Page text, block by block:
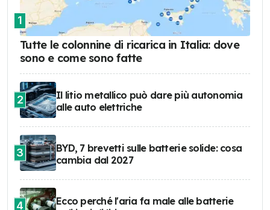
1
Tutte le colonnine di ricarica in Italia: dove
sono e come sono fatte
2
Il litio metallico può dare più autonomia
alle auto elettriche
3
BYD, 7 brevetti sulle batterie solide: cosa
cambia dal 2027
4
Ecco perché l'aria fa male alle batterie